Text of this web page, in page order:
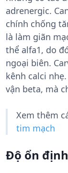
adrenergic.
chính chống
là làm giãn
thể alfa1, do
ngoại biên.
kênh calci
vận beta, mà
Xem thêm
tim mạch
Độ ổn